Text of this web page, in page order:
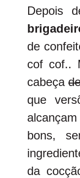
Depois
de
cof cof..
cabeça
que
bons,
da